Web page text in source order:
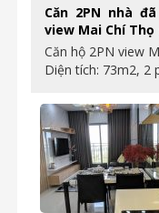
Căn 2PN nhà
view Mai Chí
Căn hộ 2PN view
Diện tích: 73m2, 2